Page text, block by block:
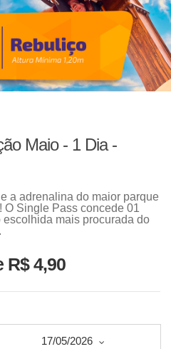
Maio - 1 Dia -
a adrenalina do maior parque
O Single Pass concede 01
mais procurada do
R$ 4,90
17/05/2026